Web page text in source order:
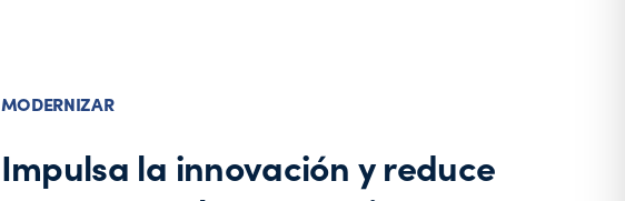
MODERNIZAR
Impulsa la innovación y reduce